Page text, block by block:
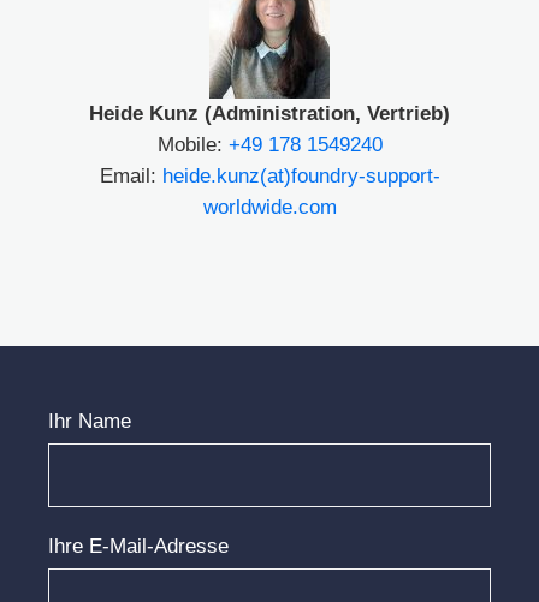
Heide Kunz (Administration, Vertrieb)
Mobile: +49 178 1549240
Email: heide.kunz(at)foundry-support-
worldwide.com
Ihr Name
Ihre E-Mail-Adresse